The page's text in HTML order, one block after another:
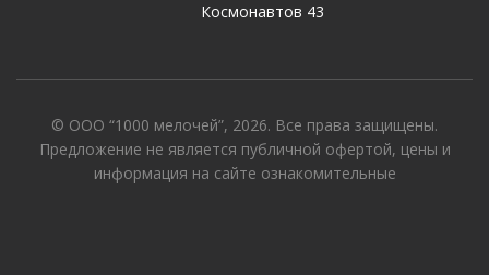
Космонавтов 43
© ООО “1000 мелочей”, 2026. Все права защищены.
Предложение не является публичной офертой, цены и
информация на сайте ознакомительные